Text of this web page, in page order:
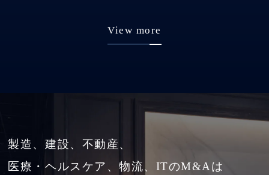
View more
製造、建設、不動産、
医療・ヘルスケア、物流、ITのM&Aは